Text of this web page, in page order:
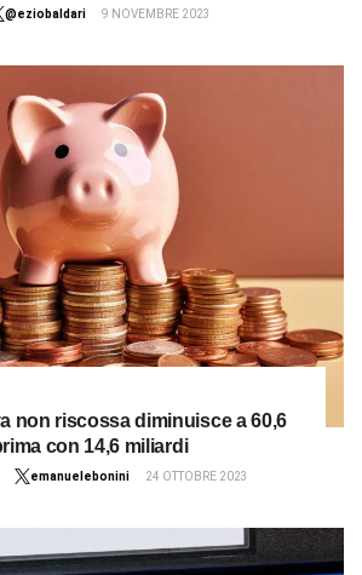
@eziobaldari 9 NOVEMBRE 2023
non riscossa diminuisce a 60,6
con 14,6 miliardi
emanuelebonini 24 OTTOBRE 2023